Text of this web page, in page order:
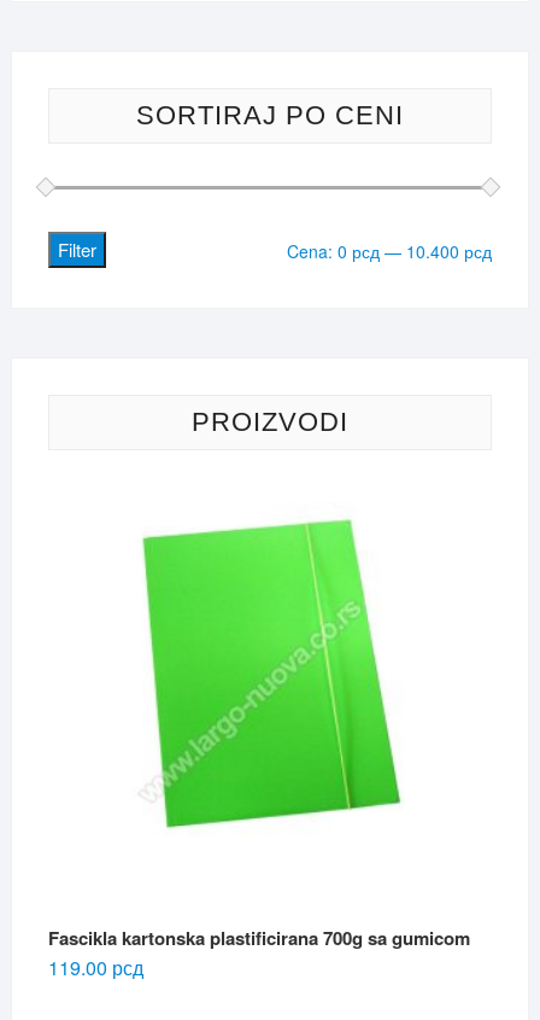
SORTIRAJ PO CENI
Filter Cena:0 рсд — 10.400 рсд
PROIZVODI
Fascikla kartonska plastificirana 700g sa gumicom
119.00 рсд